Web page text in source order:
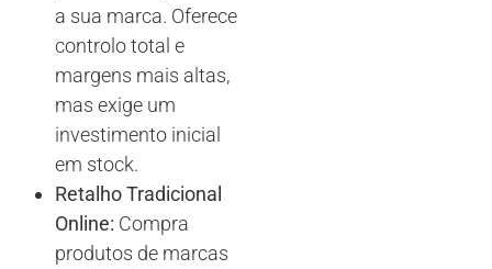
a sua marca. Oferece
controlo total e
margens mais altas,
mas exige um
investimento inicial
em stock.
Retalho Tradicional
Online: Compra
produtos de marcas